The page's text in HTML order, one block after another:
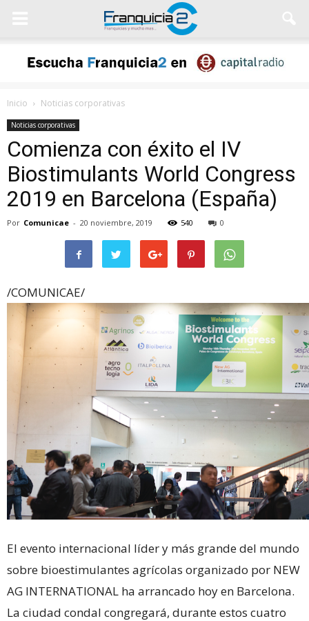
Inicio Noticias corporativas
Noticias corporativas
Comienza con éxito el IV
Biostimulants World Congress
2019 en Barcelona (España)
Por Comunicae - 20 noviembre, 2019 540 0
/COMUNICAE/
El evento internacional líder y más grande del mundo
sobre bioestimulantes agrícolas organizado por NEW
AG INTERNATIONAL ha arrancado hoy en Barcelona.
La ciudad condal congregará, durante estos cuatro